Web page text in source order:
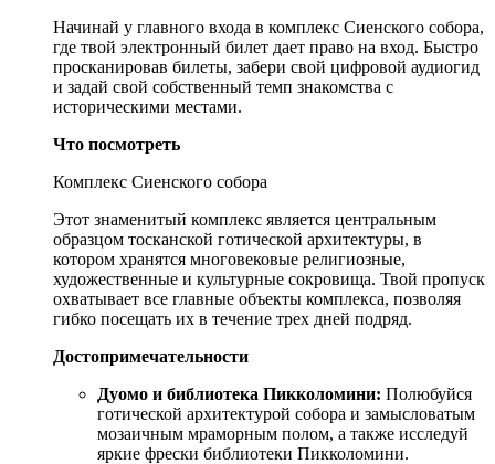
Начинай у главного входа в комплекс Сиенского собора,
где твой электронный билет дает право на вход. Быстро
просканировав билеты, забери свой цифровой аудиогид
и задай свой собственный темп знакомства с
историческими местами.
Что посмотреть
Комплекс Сиенского собора
Этот знаменитый комплекс является центральным
образцом тосканской готической архитектуры, в
котором хранятся многовековые религиозные,
художественные и культурные сокровища. Твой пропуск
охватывает все главные объекты комплекса, позволяя
гибко посещать их в течение трех дней подряд.
Достопримечательности
Дуомо и библиотека Пикколомини: Полюбуйся
готической архитектурой собора и замысловатым
мозаичным мраморным полом, а также исследуй
яркие фрески библиотеки Пикколомини.